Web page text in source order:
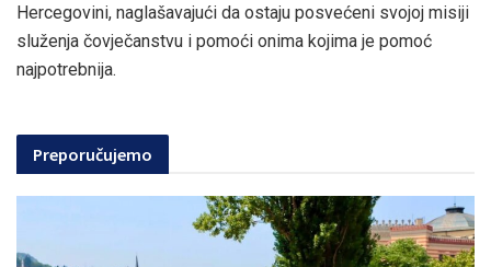
Hercegovini, naglašavajući da ostaju posvećeni svojoj misiji
služenja čovječanstvu i pomoći onima kojima je pomoć
najpotrebnija.
Preporučujemo